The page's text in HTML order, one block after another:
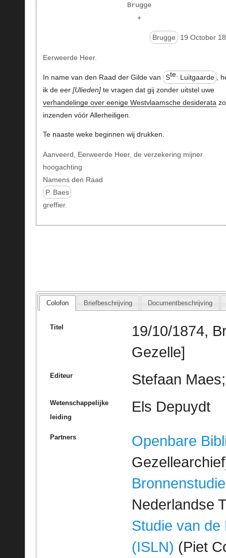
Brugge
+
Brugge 19 October
Eerweerde Heer.
In name van den Raad der Gilde van Ste. Luitgaarde ,
ik de eer Ulieden te vragen dat gij zonder uitstel uwe
verhandelinge over eenige Westvlaamsche desiderata
inzenden vóór Allerheiligen.
Te naaste weke beginnen wij drukken.
Aanveerd, Eerweerde Heer, de verzekering mijner
hoogachting
Namens den Raad
P. Baes
greffier.
Colofon Briefbeschrijving Documentbeschrijving
Titel
19/10/1874,
Gezelle]
Editeur Stefaan
Wetenschappelijke
leiding
Els Depuydt
Partners
Openbare
Bronnenstudie
Nederlandse
Studie van de
(ISLN) (Piet